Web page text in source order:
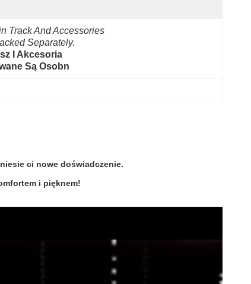
Track And Accessories
Separately.
I Akcesoria
Są Osobn
ci nowe doświadczenie.
i pięknem!